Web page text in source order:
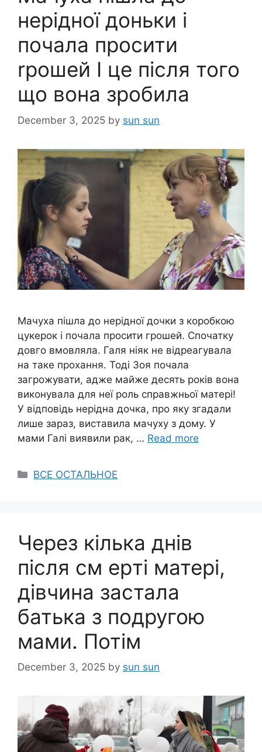
нерідної доньки і
почала просити
rрошей І це після того
що вона зробила
December 3, 2025 by sun sun
Мачуха пішла до нерідної дочки з коробкою
цукерок і почала просити грошей. Спочатку
довго вмовляла. Галя ніяк не відреагувала
на таке прохання. Тоді Зоя почала
загрожувати, адже майже десять років вона
виконувала для неї роль справжньої матері!
У відповідь нерідна дочка, про яку згадали
лише зараз, виставила мачуху з дому. У
мами Галі виявили рак, … Read more
Categories
ВСЕ ОСТАЛЬНОЕ
Через кілька днів
після см еpті матері,
дівчина заcтала
батька з подругою
мами. Потім
December 3, 2025 by sun sun